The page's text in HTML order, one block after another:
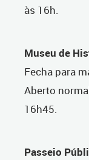
às 16h.
Museu de
Fecha para
Aberto
16h45.
Passeio